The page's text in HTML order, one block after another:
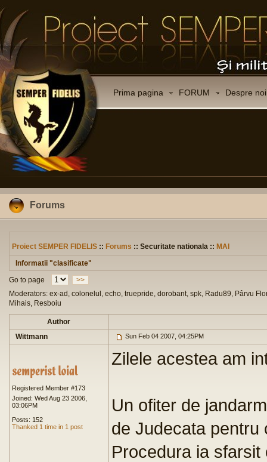
Prima pagina FORUM Despre noi
Forums
Proiect SEMPER FIDELIS :: Forums :: Securitate nationala :: MAI
Informatii "clasificate"
Go to page
>>
Moderators: ex-ad, colonelul, echo, truepride, dorobant, spk, Radu89, Pârvu
Mihais, Resboiu
Author
Wittmann
Sun Feb 04 2007, 04:25PM
Registered Member #173
Joined: Wed Aug 23 2006,
03:06PM
Posts: 152
Thanked 1 time in 1 post
Zilele acestea am
Un ofiter de
de Judecata pentru
Procedura ia